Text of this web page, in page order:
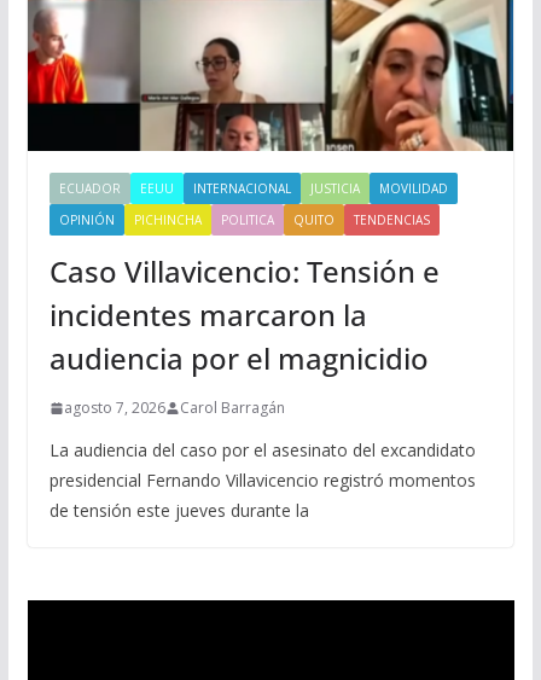
ECUADOR EEUU INTERNACIONAL JUSTICIA
MOVILIDAD
OPINIÓN
PICHINCHA POLITICA QUITO TENDENCIAS
Caso Villavicencio: Tensión e
incidentes marcaron la
audiencia por el magnicidio
agosto 7, 2026 Carol Barragán
La audiencia del caso por el asesinato del excandidato
presidencial Fernando Villavicencio registró momentos
de tensión este jueves durante la